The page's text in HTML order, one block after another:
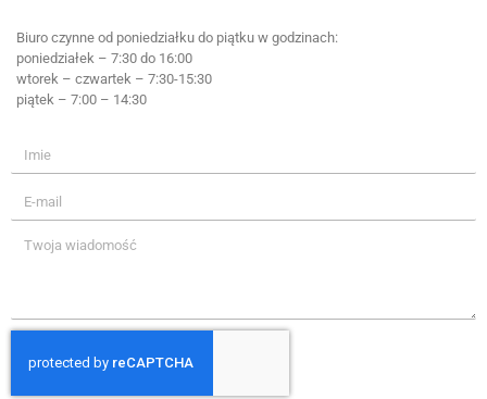
Biuro czynne od poniedziałku do piątku w godzinach:
poniedziałek – 7:30 do 16:00
wtorek – czwartek – 7:30-15:30
piątek – 7:00 – 14:30